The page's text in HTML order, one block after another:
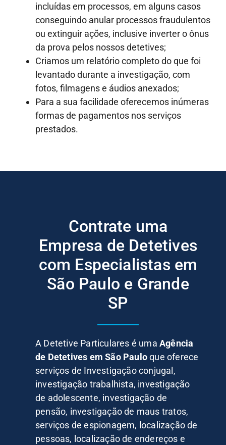
incluídas em processos, em alguns casos
conseguindo anular processos fraudulentos
ou extinguir ações, inclusive inverter o ônus
da prova pelos nossos detetives;
Criamos um relatório completo do que foi
levantado durante a investigação, com
fotos, filmagens e áudios anexados;
Para a sua facilidade oferecemos inúmeras
formas de pagamentos nos serviços
prestados.
Contrate uma
Empresa de Detetives
com Especialistas em
São Paulo e Grande
SP
A Detetive Particulares é uma Agência
de Detetives em São Pauloque oferece
serviços de Investigação conjugal,
investigação trabalhista, investigação
de adolescente, investigação de
pensão, investigação de maus tratos,
serviços de espionagem, localização de
pessoas, localização de endereços e